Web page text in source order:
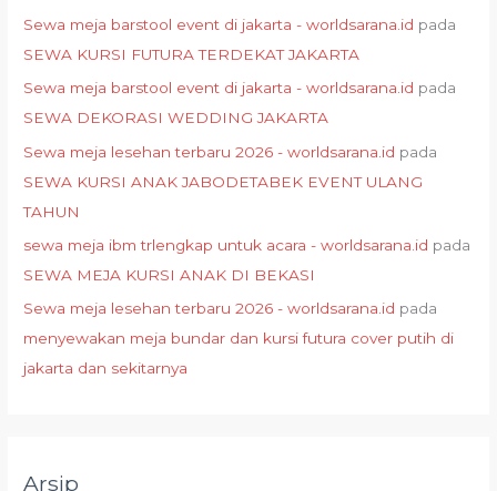
Sewa meja barstool event di jakarta - worldsarana.id pada
SEWA KURSI FUTURA TERDEKAT JAKARTA
Sewa meja barstool event di jakarta - worldsarana.id pada
SEWA DEKORASI WEDDING JAKARTA
Sewa meja lesehan terbaru 2026 - worldsarana.id pada
SEWA KURSI ANAK JABODETABEK EVENT ULANG
TAHUN
sewa meja ibm trlengkap untuk acara - worldsarana.id pada
SEWA MEJA KURSI ANAK DI BEKASI
Sewa meja lesehan terbaru 2026 - worldsarana.id pada
menyewakan meja bundar dan kursi futura cover putih di
jakarta dan sekitarnya
Arsip